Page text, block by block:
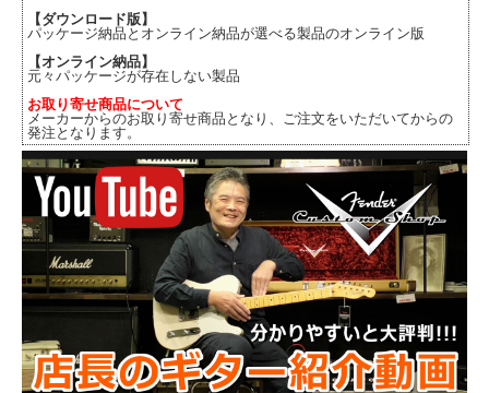
【ダウンロード版】
パッケージ納品とオンライン納品が選べる製品のオンライン版
【オンライン納品】
元々パッケージが存在しない製品
お取り寄せ商品について
メーカーからのお取り寄せ商品となり、ご注文をいただいてからの
発注となります。